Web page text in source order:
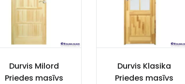
Durvis Milord
Priedes masīvs
Durvis Klasika
Priedes masīvs